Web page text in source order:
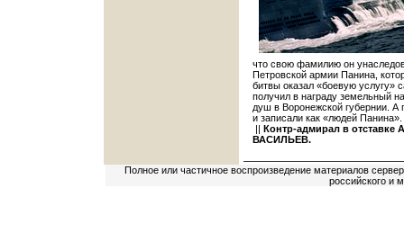
что свою фамилию он
Петровской армии Панина,
битвы оказал «боевую услугу»
получил в награду земельный
душ в Воронежской губернии. А
и записали как «людей Панина».
|| Контр-адмирал в отставке
ВАСИЛЬЕВ.
Полное или частичное воспроизведение материалов
российского и